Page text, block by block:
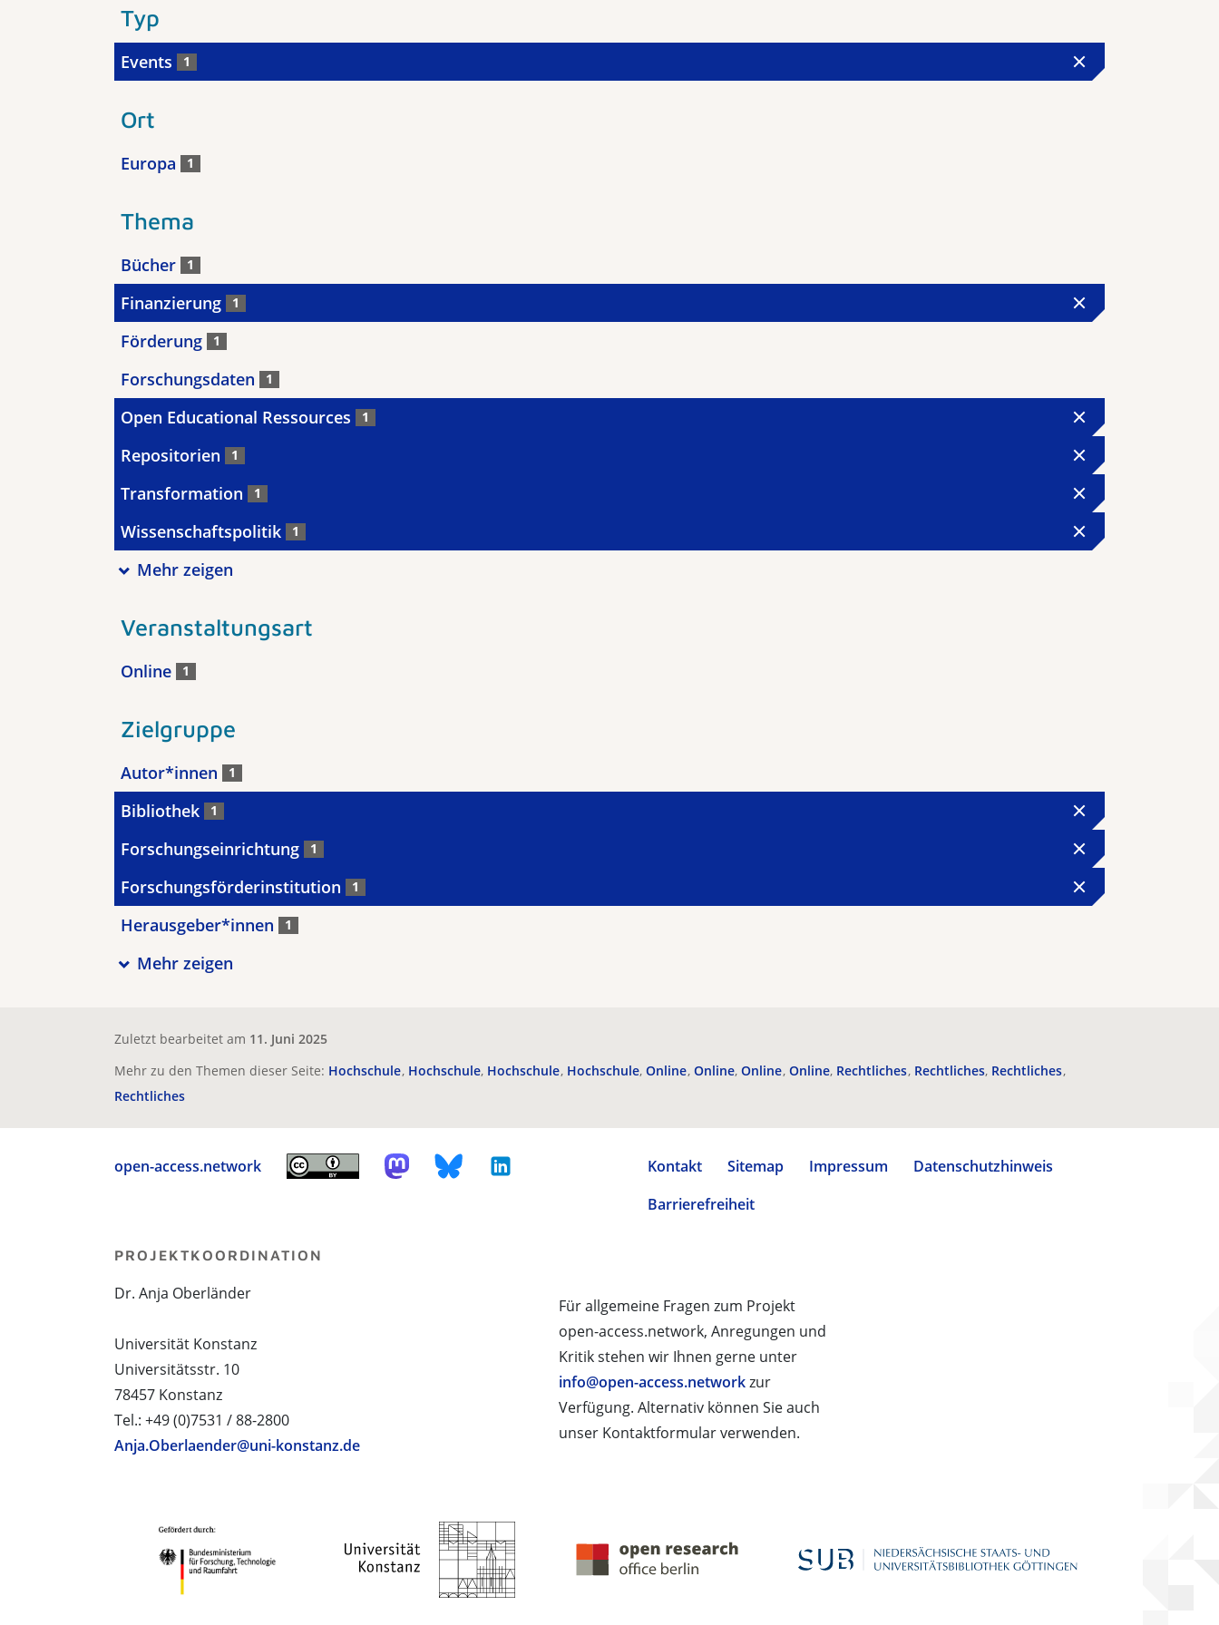
Typ
Events 1
Ort
Europa 1
Thema
Bücher 1
Finanzierung 1
Förderung 1
Forschungsdaten 1
Open Educational Ressources 1
Repositorien 1
Transformation 1
Wissenschaftspolitik 1
Mehr zeigen
Veranstaltungsart
Online 1
Zielgruppe
Autor*innen 1
Bibliothek 1
Forschungseinrichtung 1
Forschungsförderinstitution 1
Herausgeber*innen 1
Mehr zeigen
Zuletzt bearbeitet am 11. Juni 2025
Mehr zu den Themen dieser Seite: Hochschule Hochschule Hochschule Hochschule Online Online Online Online Rechtliches Rechtliches Rechtliches
Rechtliches
open-access.network Kontakt Sitemap Impressum
Datenschutzhinweis
Barrierefreiheit
Für allgemeine Fragen zum Projekt
open-access.network, Anregungen und
Kritik stehen wir Ihnen gerne unter
info@open-access.networkzur
Verfügung. Alternativ können Sie auch
unser Kontaktformular verwenden.
PROJEKTKOORDINATION
Dr. Anja Oberländer
Universität Konstanz
Universitätsstr. 10
78457 Konstanz
Tel.: +49 (0)7531 / 88-2800
Anja.Oberlaender@uni-konstanz.de